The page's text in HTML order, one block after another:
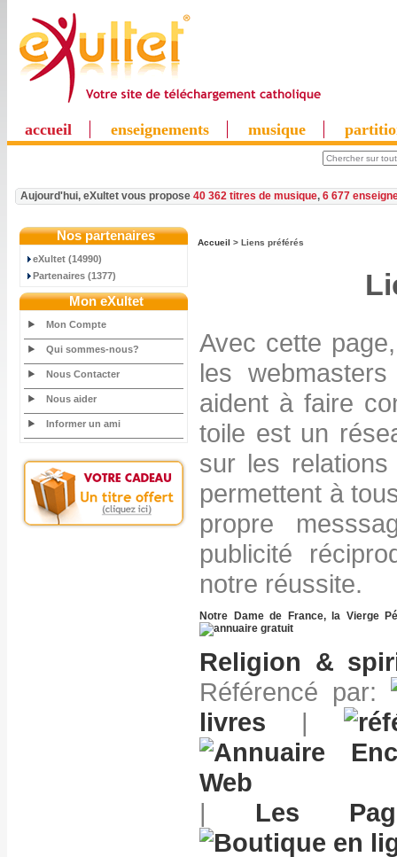
accueil enseignements musique
Aujourd'hui, eXultet vous propose 40 362 titres de musique, 6 677
Nos partenaires
eXultet (14990)
Partenaires (1377)
Mon eXultet
Mon Compte
Qui sommes-nous?
Nous Contacter
Nous aider
Informer un ami
Accueil > Liens préférés
Avec cette
les
aident à faire
toile est un
sur les
permettent à
propre
publicité
notre réussite.
Notre Dame de France, la Vierge
Religion &
Référencé par:
livres |
| Les